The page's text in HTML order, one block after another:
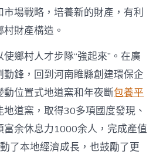
場戰略，培養新的財產，有利
財產構造。
鄉村人才步隊“強起來”。在廣
鋒，回到河南睢縣創建環保企
動位置式地道窯和年夜斷包養平
地道窯，取得30多項國度發現、
富余休息力1000余人，完成產值
了本地經濟成長，也鼓勵了更